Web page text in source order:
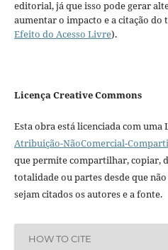
editorial, já que isso pode gerar
aumentar o impacto e a citação
Efeito do Acesso Livre).
Licença Creative Commons
Esta obra está licenciada com uma
Atribuição-NãoComercial-
que permite compartilhar,
totalidade ou partes desde que
sejam citados os autores e a fonte.
HOW TO CITE